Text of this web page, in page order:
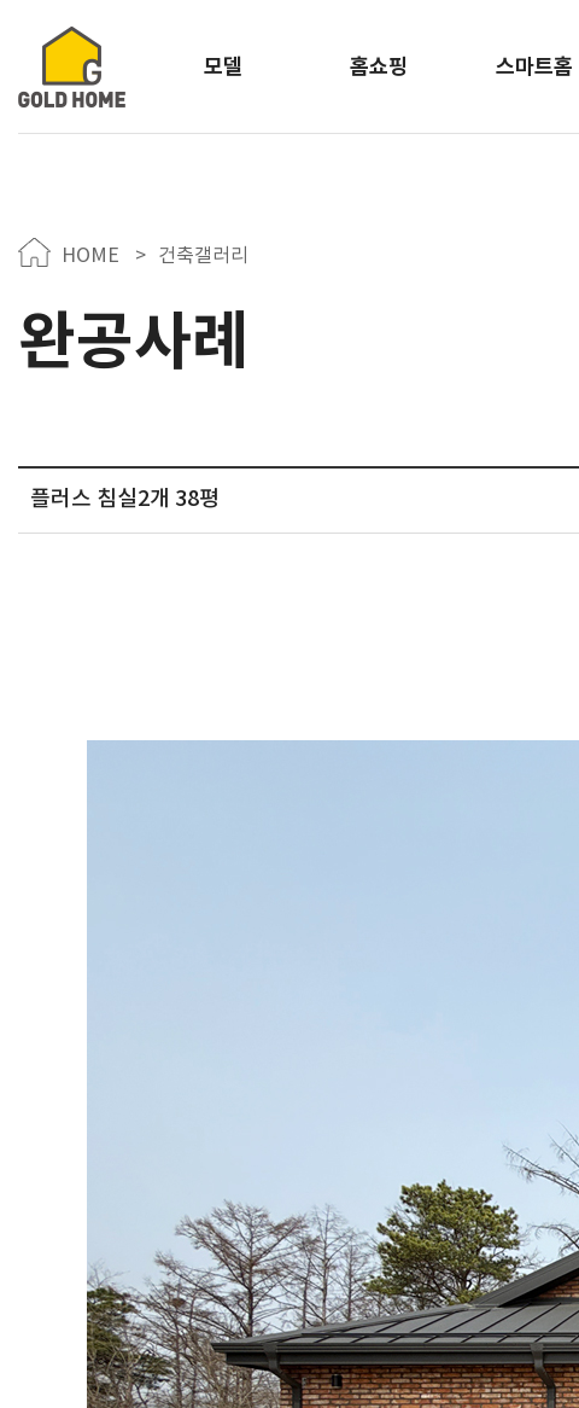
모델 홈쇼핑 스마트홈
HOME > 건축갤러리
완공사례
플러스 침실2개 38평